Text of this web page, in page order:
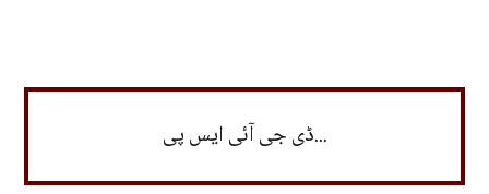
ڈی جی آئی ایس پی...